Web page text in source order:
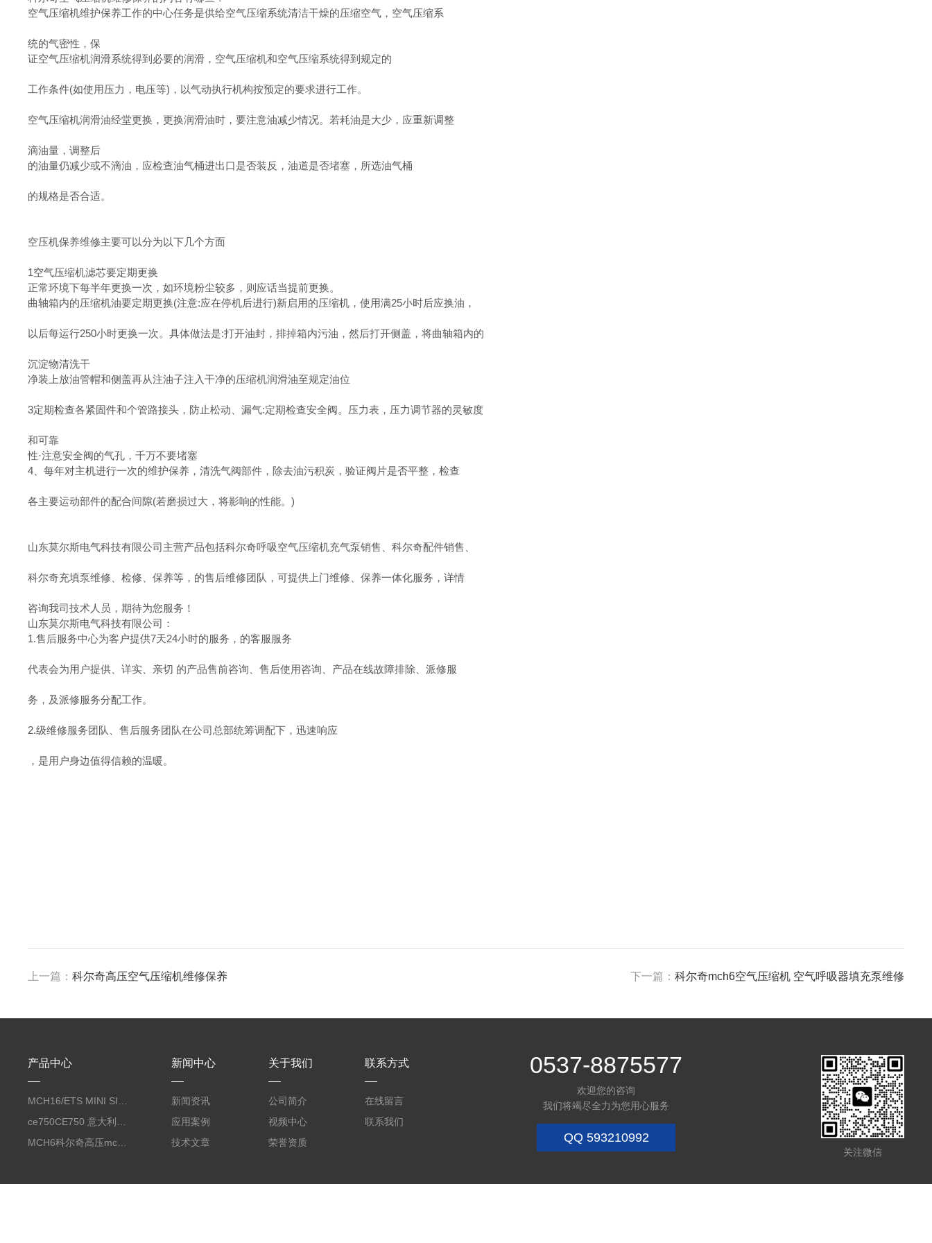
空气压缩机维护保养工作的中心任务是供给空气压缩系统清洁干燥的压缩空气，空气压缩系
统的气密性，保
证空气压缩机润滑系统得到必要的润滑，空气压缩机和空气压缩系统得到规定的
工作条件(如使用压力，电压等)，以气动执行机构按预定的要求进行工作。
空气压缩机润滑油经堂更换，更换润滑油时，要注意油减少情况。若耗油是大少，应重新调整
滴油量，调整后
的油量仍减少或不滴油，应检查油气桶进出口是否装反，油道是否堵塞，所选油气桶
的规格是否合适。
空压机保养维修主要可以分为以下几个方面
1空气压缩机滤芯要定期更换
正常环境下每半年更换一次，如环境粉尘较多，则应话当提前更换。
曲轴箱内的压缩机油要定期更换(注意:应在停机后进行)新启用的压缩机，使用满25小时后应换油，
以后每运行250小时更换一次。具体做法是:打开油封，排掉箱内污油，然后打开侧盖，将曲轴箱内的
沉淀物清洗干
净装上放油管帽和侧盖再从注油子注入干净的压缩机润滑油至规定油位
3定期检查各紧固件和个管路接头，防止松动、漏气:定期检查安全阀。压力表，压力调节器的灵敏度
和可靠
性·注意安全阀的气孔，千万不要堵塞
4、每年对主机进行一次的维护保养，清洗气阀部件，除去油污积炭，验证阀片是否平整，检查
各主要运动部件的配合间隙(若磨损过大，将影响的性能。)
山东莫尔斯电气科技有限公司主营产品包括科尔奇呼吸空气压缩机充气泵销售、科尔奇配件销售、
科尔奇充填泵维修、检修、保养等，的售后维修团队，可提供上门维修、保养一体化服务，详情
咨询我司技术人员，期待为您服务！
山东莫尔斯电气科技有限公司：
1.售后服务中心为客户提供7天24小时的服务，的客服服务
代表会为用户提供、详实、亲切 的产品售前咨询、售后使用咨询、产品在线故障排除、派修服
务，及派修服务分配工作。
2.级维修服务团队、售后服务团队在公司总部统筹调配下，迅速响应
，是用户身边值得信赖的温暖。
上一篇：科尔奇高压空气压缩机维修保养 下一篇： 科尔奇mch6空气压缩机 空气呼吸器填充泵维修
产品中心 新闻中心
新闻资讯
应用案例
技术文章
关于我们
公司简介
视频中心
荣誉资质
联系方式
在线留言
联系我们
0537-8875577
欢迎您的咨询
我们将竭尽全力为您用心服务
QQ 593210992
关注微信